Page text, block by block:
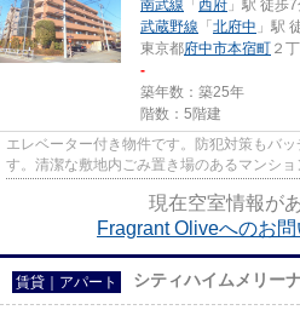
南武線 「 西府 」駅 徒歩
武蔵野線 「 北府中 」駅
東京都府中市本宿町 ２
-
築年数：築25年
階数：5階建
エレベーター付き物件です。防犯対策もバ
す。清潔な敷地内ごみ置き場のあるマンシ
現在空室情報が
Fragrant Oliveへのお
賃貸｜アパート シティハイムメリー